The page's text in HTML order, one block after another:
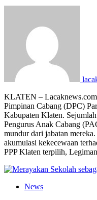
KLATEN –
Pimpinan Cabang (DPC)
Kabupaten Klaten.
Pengurus Anak Cabang
mundur dari jabatan
akumulasi kekecewaan
PPP Klaten terpilih,
News